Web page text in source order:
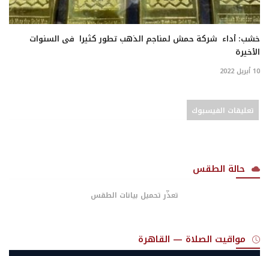
خشب: أداء شركة حمش لمناجم الذهب تطور كثيرا فى السنوات
الأخيرة
10 أبريل 2022
تعليقات الفيسبوك
حالة الطقس
تعذّر تحميل بيانات الطقس
مواقيت الصلاة — القاهرة